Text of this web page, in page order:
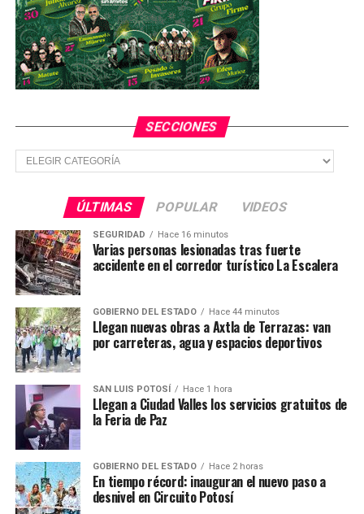
Tribunal de Enjuiciamiento lo halló culpable de la
violación a la menor por lo que se le condenó a 9 años
de prisión ordinaria dentro del centro de reinserción
social de la huasteca sur.
Promoverán la inversión para SLP en Europa y Asia
Atacan salvajemente a varios perros en Ciudad Valles
SECCIONES
Secciones
ÚLTIMAS POPULAR VIDEOS
SEGURIDAD Hace 16 minutos
Varias personas lesionadas tras fuerte
accidente en el corredor turístico La Escalera
GOBIERNO DEL ESTADO Hace 44 minutos
Llegan nuevas obras a Axtla de Terrazas: van
por carreteras, agua y espacios deportivos
SAN LUIS POTOSÍ Hace 1 hora
Llegan a Ciudad Valles los servicios gratuitos de
la Feria de Paz
GOBIERNO DEL ESTADO Hace 2 horas
En tiempo récord: inauguran el nuevo paso a
desnivel en Circuito Potosí